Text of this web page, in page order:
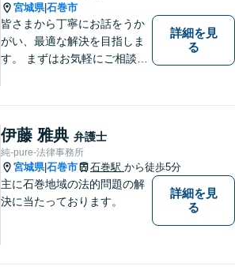
宮城県|石巻市
皆さまから丁寧にお話をうか
がい、最適な解決を目指しま
す。 まずはお気軽にご相談く
詳細を見
る
伊藤 雅典 弁護士
純-pure-法律事務所
宮城県|石巻市 石巻駅 から徒歩5分
主に石巻地域の法的問題の解
決に当たっております。
詳細を見
る